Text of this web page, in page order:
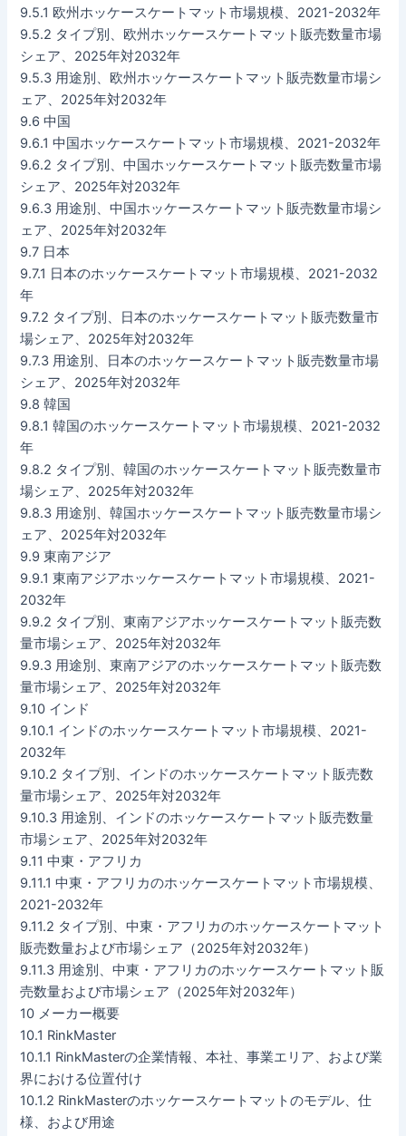
9.5.1 欧州ホッケースケートマット市場規模、2021-2032年
9.5.2 タイプ別、欧州ホッケースケートマット販売数量市場
シェア、2025年対2032年
9.5.3 用途別、欧州ホッケースケートマット販売数量市場シ
ェア、2025年対2032年
9.6 中国
9.6.1 中国ホッケースケートマット市場規模、2021-2032年
9.6.2 タイプ別、中国ホッケースケートマット販売数量市場
シェア、2025年対2032年
9.6.3 用途別、中国ホッケースケートマット販売数量市場シ
ェア、2025年対2032年
9.7 日本
9.7.1 日本のホッケースケートマット市場規模、2021-2032
年
9.7.2 タイプ別、日本のホッケースケートマット販売数量市
場シェア、2025年対2032年
9.7.3 用途別、日本のホッケースケートマット販売数量市場
シェア、2025年対2032年
9.8 韓国
9.8.1 韓国のホッケースケートマット市場規模、2021-2032
年
9.8.2 タイプ別、韓国のホッケースケートマット販売数量市
場シェア、2025年対2032年
9.8.3 用途別、韓国ホッケースケートマット販売数量市場シ
ェア、2025年対2032年
9.9 東南アジア
9.9.1 東南アジアホッケースケートマット市場規模、2021-
2032年
9.9.2 タイプ別、東南アジアホッケースケートマット販売数
量市場シェア、2025年対2032年
9.9.3 用途別、東南アジアのホッケースケートマット販売数
量市場シェア、2025年対2032年
9.10 インド
9.10.1 インドのホッケースケートマット市場規模、2021-
2032年
9.10.2 タイプ別、インドのホッケースケートマット販売数
量市場シェア、2025年対2032年
9.10.3 用途別、インドのホッケースケートマット販売数量
市場シェア、2025年対2032年
9.11 中東・アフリカ
9.11.1 中東・アフリカのホッケースケートマット市場規模、
2021-2032年
9.11.2 タイプ別、中東・アフリカのホッケースケートマット
販売数量および市場シェア（2025年対2032年）
9.11.3 用途別、中東・アフリカのホッケースケートマット販
売数量および市場シェア（2025年対2032年）
10 メーカー概要
10.1 RinkMaster
10.1.1 RinkMasterの企業情報、本社、事業エリア、および業
界における位置付け
10.1.2 RinkMasterのホッケースケートマットのモデル、仕
様、および用途